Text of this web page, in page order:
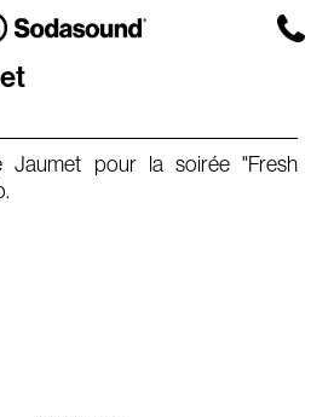
Jaumet pour la soirée "Fresh